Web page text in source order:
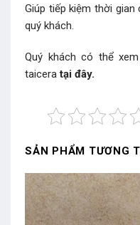
Giúp tiếp kiệm thời gian
quý khách.
Quý khách có thể
taiceratại đây.
SẢN PHẨM TƯƠNG